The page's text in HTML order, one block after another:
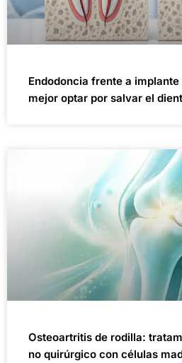
Endodoncia frente a
mejor optar por salvar el
Osteoartritis de rodilla:
no quirúrgico con células